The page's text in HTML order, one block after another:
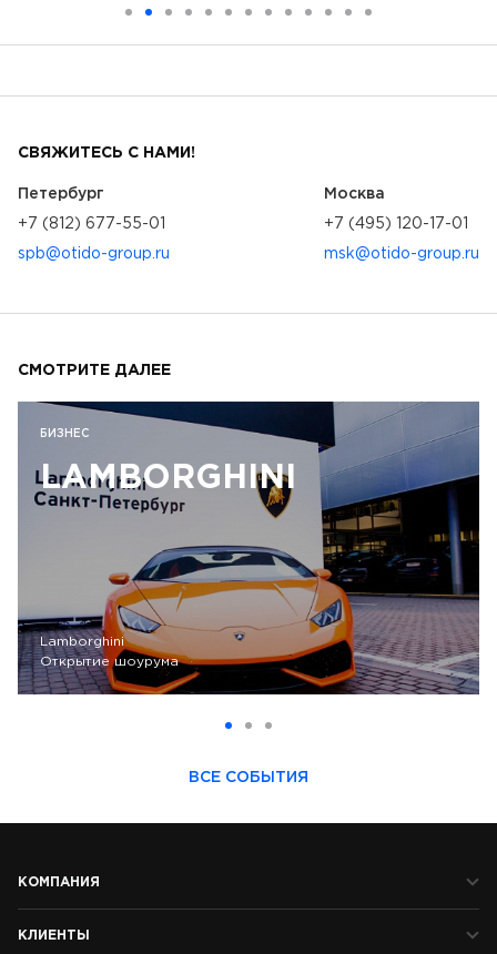
СВЯЖИТЕСЬ С НАМИ!
Петербург
+7 (812) 677-55-01
spb@otido-group.ru
Москва
+7 (495) 120-17-01
msk@otido-group.ru
СМОТРИТЕ ДАЛЕЕ
БИЗНЕС
LAMBORGHINI
Lamborghini
Открытие шоурума
ВСЕ СОБЫТИЯ
КОМПАНИЯ
КЛИЕНТЫ